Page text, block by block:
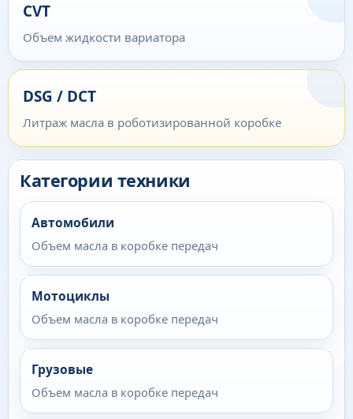
CVT
Объем жидкости вариатора
DSG / DCT
Литраж масла в роботизированной коробке
Категории техники
Автомобили
Объем масла в коробке передач
Мотоциклы
Объем масла в коробке передач
Грузовые
Объем масла в коробке передач